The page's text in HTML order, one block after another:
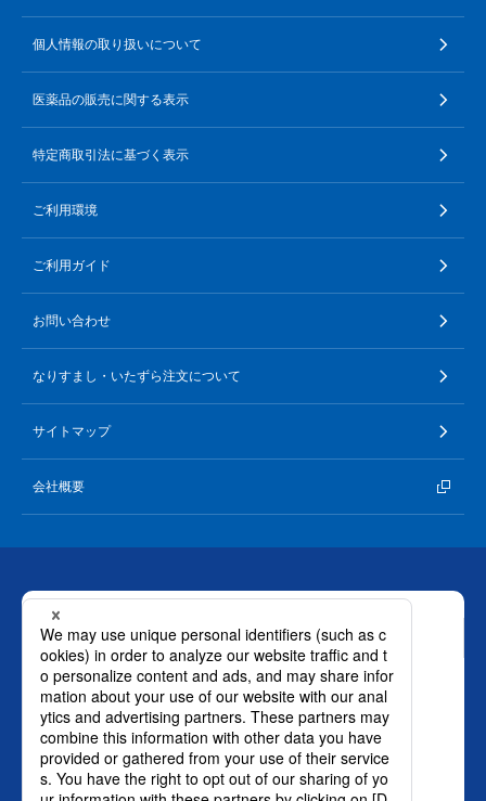
個人情報の取り扱いについて
医薬品の販売に関する表示
特定商取引法に基づく表示
ご利用環境
ご利用ガイド
お問い合わせ
なりすまし・いたずら注文について
サイトマップ
会社概要
お問い合わせ
ロート製薬株式会社 通販事業部
0120-880-610
月～土：9時～21時 日祝：9時～18時
（年末年始を除く）
おかけ間違いのないようご注意ください。